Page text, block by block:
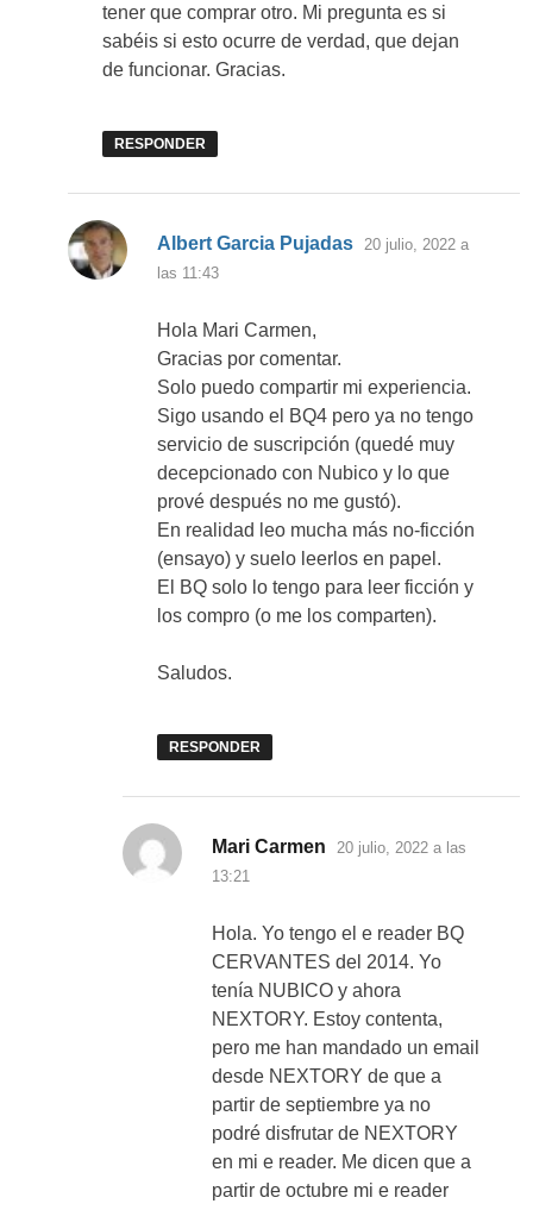
tener que comprar otro. Mi pregunta es si
sabéis si esto ocurre de verdad, que dejan
de funcionar. Gracias.
RESPONDER
Albert Garcia Pujadas dice:
20 julio, 2022 a
las 11:43
Hola Mari Carmen,
Gracias por comentar.
Solo puedo compartir mi experiencia.
Sigo usando el BQ4 pero ya no tengo
servicio de suscripción (quedé muy
decepcionado con Nubico y lo que
prové después no me gustó).
En realidad leo mucha más no-ficción
(ensayo) y suelo leerlos en papel.
El BQ solo lo tengo para leer ficción y
los compro (o me los comparten).
Saludos.
RESPONDER
Mari Carmen dice:
20 julio, 2022 a las
13:21
Hola. Yo tengo el e reader BQ
CERVANTES del 2014. Yo
tenía NUBICO y ahora
NEXTORY. Estoy contenta,
pero me han mandado un email
desde NEXTORY de que a
partir de septiembre ya no
podré disfrutar de NEXTORY
en mi e reader. Me dicen que a
partir de octubre mi e reader